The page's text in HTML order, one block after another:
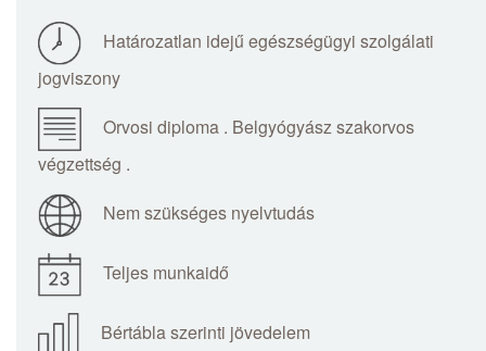
Határozatlan idejű egészségügyi szolgálati
jogviszony
Orvosi diploma . Belgyógyász szakorvos
végzettség .
Nem szükséges nyelvtudás
Teljes munkaidő
Bértábla szerinti jövedelem